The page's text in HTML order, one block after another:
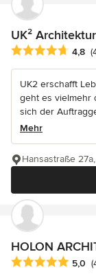
UK²
Durchschnittliche
4,8
UK2 erschafft
geht es vielmehr
sich der
Mehr
Hansastraße
HOLON
Durchschnittliche
5,0